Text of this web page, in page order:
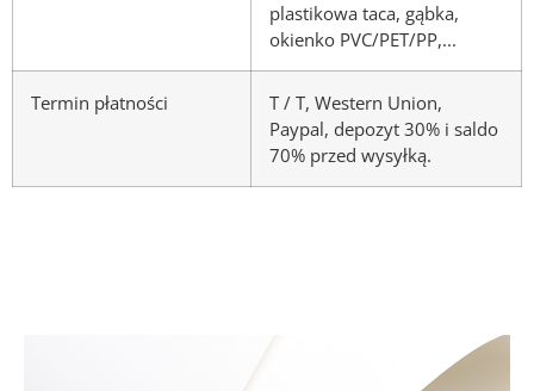
plastikowa taca, gąbka,
okienko PVC/PET/PP,...
Termin płatności
T / T, Western Union,
Paypal, depozyt 30% i saldo
70% przed wysyłką.